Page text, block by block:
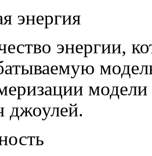
энергия
энергии,
джоулей.